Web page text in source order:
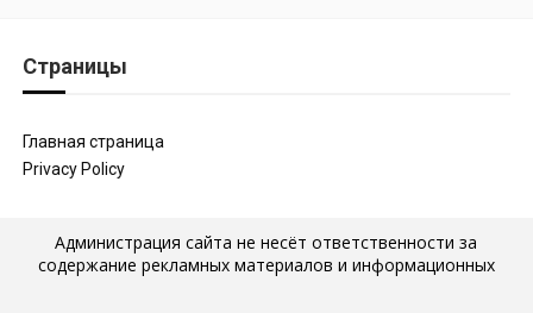
Страницы
Главная страница
Privacy Policy
Администрация сайта не несёт ответственности за
содержание рекламных материалов и информационных